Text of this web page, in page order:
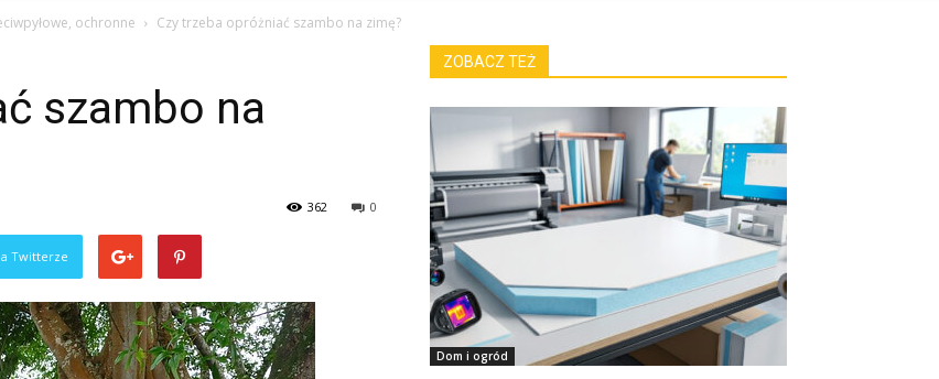
ochronne Czy trzeba opróżniać szambo na zimę?
szambo na
0
362
Twitterze
ZOBACZ TEŻ
Dom i ogród